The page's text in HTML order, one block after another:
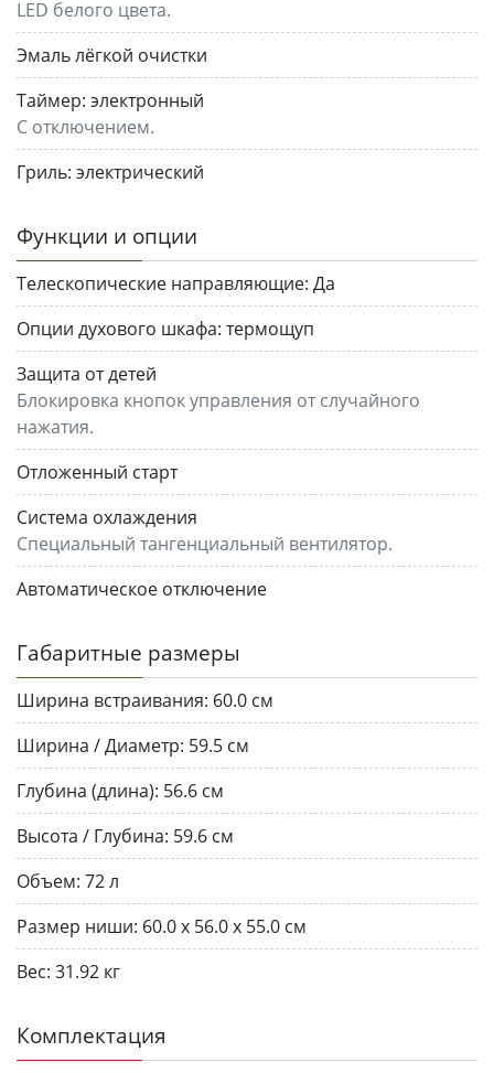
LED белого цвета.
Эмаль лёгкой очистки
Таймер: электронный
С отключением.
Гриль: электрический
Функции и опции
Телескопические направляющие: Да
Опции духового шкафа: термощуп
Защита от детей
Блокировка кнопок управления от случайного
нажатия.
Отложенный старт
Система охлаждения
Специальный тангенциальный вентилятор.
Автоматическое отключение
Габаритные размеры
Ширина встраивания: 60.0 см
Ширина / Диаметр: 59.5 см
Глубина (длина): 56.6 см
Высота / Глубина: 59.6 см
Объем: 72 л
Размер ниши: 60.0 x 56.0 x 55.0 см
Вес: 31.92 кг
Комплектация